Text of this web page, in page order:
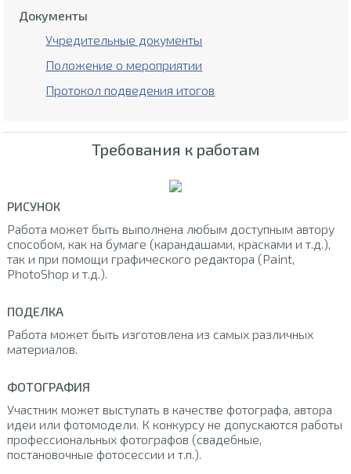
Документы
Учредительные документы
Положение о мероприятии
Протокол подведения итогов
Требования к работам
РИСУНОК
Работа может быть выполнена любым доступным автору
способом, как на бумаге (карандашами, красками и т.д.),
так и при помощи графического редактора (Paint,
PhotoShop и т.д.).
ПОДЕЛКА
Работа может быть изготовлена из самых различных
материалов.
ФОТОГРАФИЯ
Участник может выступать в качестве фотографа, автора
идеи или фотомодели. К конкурсу не допускаются работы
профессиональных фотографов (свадебные,
постановочные фотосессии и т.п.).